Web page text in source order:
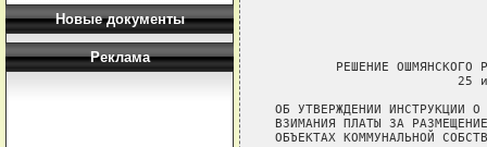
Новые документы
Реклама
РЕШЕНИЕ ОШМЯНСКОГО
25
ОБ УТВЕРЖДЕНИИ ИНСТРУКЦИИ
ВЗИМАНИЯ ПЛАТЫ ЗА
ОБЪЕКТАХ КОММУНАЛЬНОЙ